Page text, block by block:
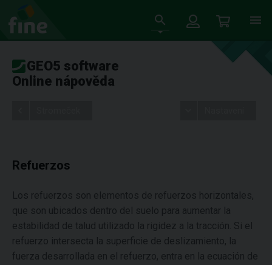
GEO5 software
Online nápověda
Refuerzos
Los refuerzos son elementos de refuerzos horizontales,
que son ubicados dentro del suelo para aumentar la
estabilidad de talud utilizado la rigidez a la tracción. Si el
refuerzo intersecta la superficie de deslizamiento, la
fuerza desarrollada en el refuerzo, entra en la ecuación de